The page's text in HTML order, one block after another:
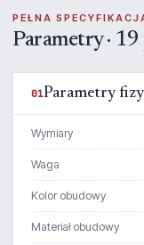
PEŁNA
Parametry ·
01Parametry
Wymiary
Waga
Kolor obudowy
Materiał obudowy